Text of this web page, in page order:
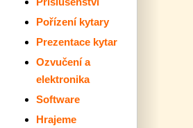
Pořízení kytary
Prezentace kytar
Ozvučení a
elektronika
Software
Hrajeme